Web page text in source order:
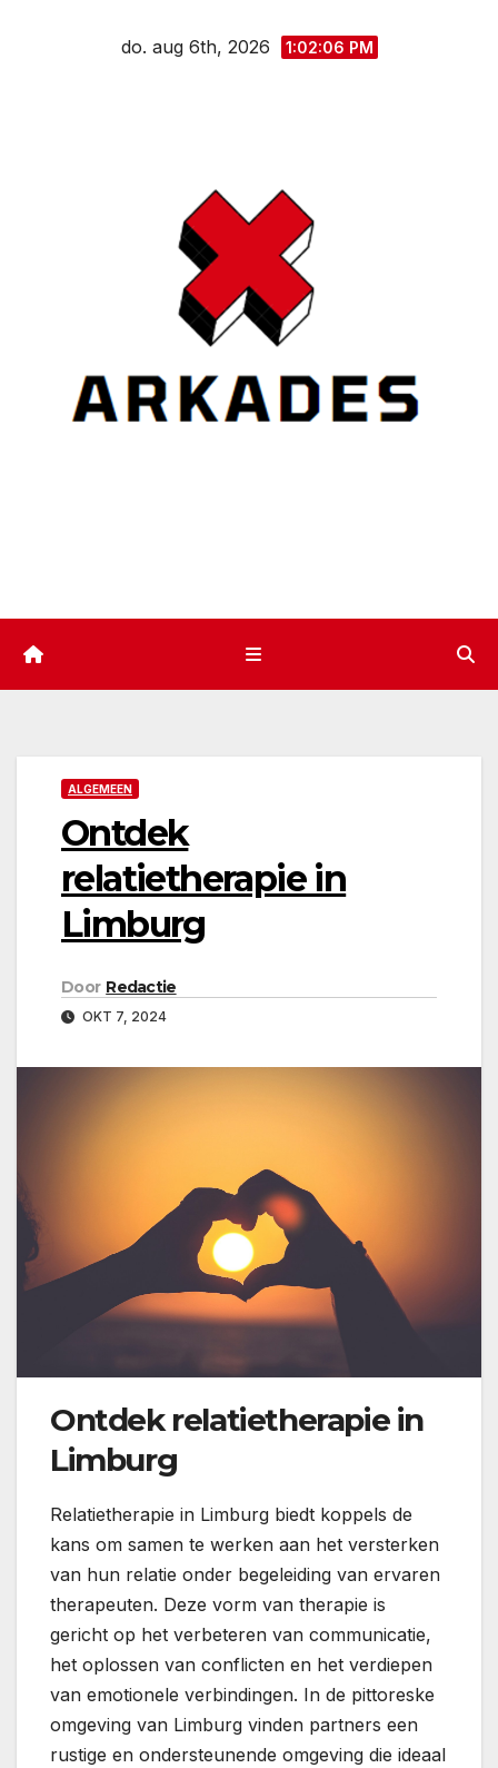
do. aug 6th, 2026 1:02:07 PM
ALGEMEEN
Ontdek
relatietherapie in
Limburg
Door Redactie
OKT 7, 2024
Ontdek relatietherapie in
Limburg
Relatietherapie in Limburg biedt koppels de
kans om samen te werken aan het versterken
van hun relatie onder begeleiding van ervaren
therapeuten. Deze vorm van therapie is
gericht op het verbeteren van communicatie,
het oplossen van conflicten en het verdiepen
van emotionele verbindingen. In de pittoreske
omgeving van Limburg vinden partners een
rustige en ondersteunende omgeving die ideaal